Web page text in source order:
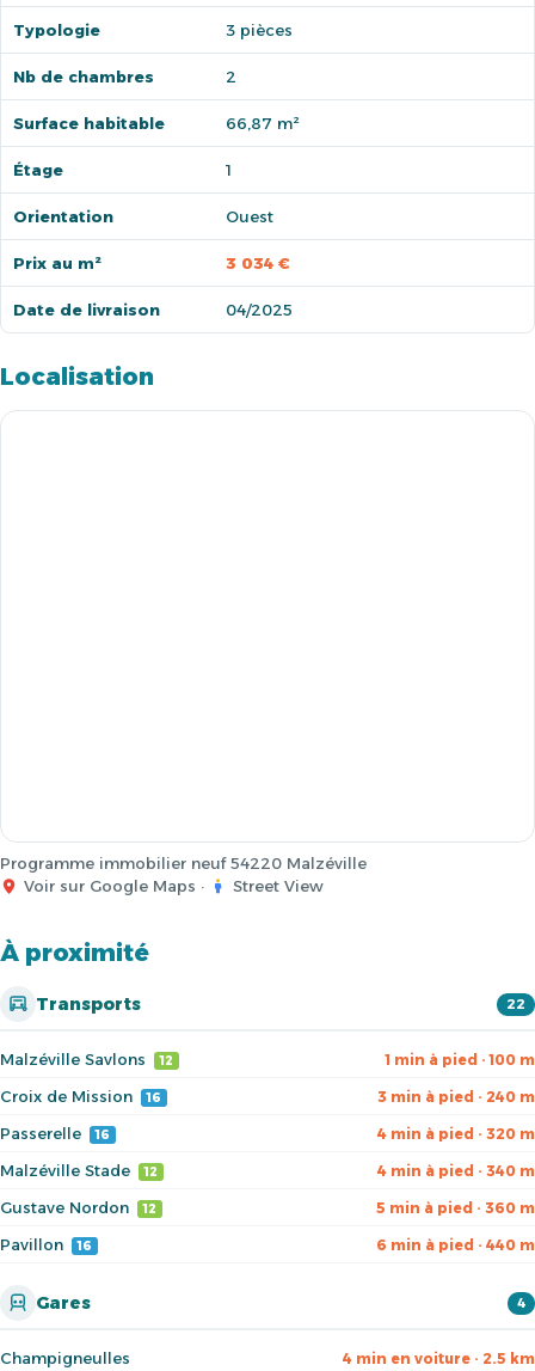
Typologie 3 pièces
Nb de chambres 2
Surface habitable 66,87 m²
Étage 1
Orientation Ouest
Prix au m² 3 034 €
Date de livraison 04/2025
Localisation
Programme immobilier neuf 54220 Malzéville
Voir sur Google Maps · Street View
À proximité
Transports 22
Malzéville Savlons 12 1 min à pied · 100 m
Croix de Mission 16 3 min à pied · 240 m
Passerelle 16 4 min à pied · 320 m
Malzéville Stade 12 4 min à pied · 340 m
Gustave Nordon 12 5 min à pied · 360 m
Pavillon 16 6 min à pied · 440 m
Gares 4
Champigneulles 4 min en voiture · 2.5 km